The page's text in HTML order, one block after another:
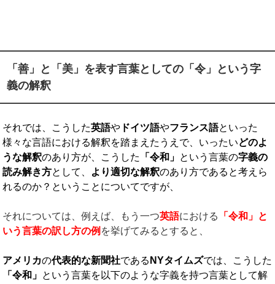
「善」と「美」を表す言葉としての「令」という字
義の解釈
それでは、こうした英語や ドイツ語やフランス語といった
様々な言語における解釈を踏まえたうえで、いったいどのよ
うな解釈のあり方が、こうした 「令和」 という言葉の字義の
読み解き方として、 より適切な解釈のあり方であると考えら
れるのか？ということについてですが、
それについては、例えば、もう一つ英語における
「令和」と
いう言葉の訳し方の例 を挙げてみるとすると、
アメリカの代表的な新聞社である NYタイムズでは、こうした
「令和」 という言葉を以下のような字義を持つ言葉として解